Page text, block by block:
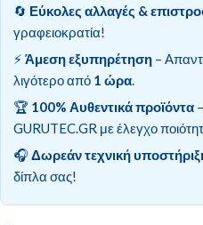
🔄 Εύκολες αλλαγές &
γραφειοκρατία!
⚡ Άμεση εξυπηρέτηση –
λιγότερο από 1 ώρα.
🏆 100% Αυθεντικά προϊόντα
GURUTEC.GR με έλεγχο
🎧 Δωρεάν τεχνική
δίπλα σας!